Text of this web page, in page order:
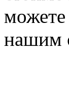
нашим